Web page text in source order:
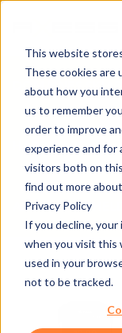
This website
These cookies are
about how you
us to remember
order to improve
experience and for
visitors both on
find out more
Privacy Policy
If you decline, your
when you visit this
used in your
not to be tracked.
AXESS HANDHELD
HARDWARE
DOMAINES